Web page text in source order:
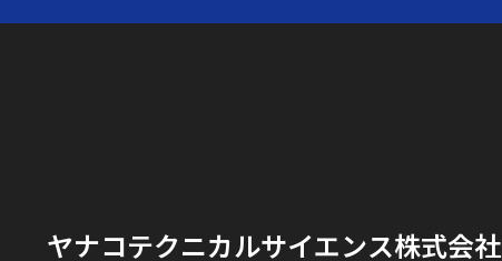
ヤナコテクニカルサイエンス株式会社